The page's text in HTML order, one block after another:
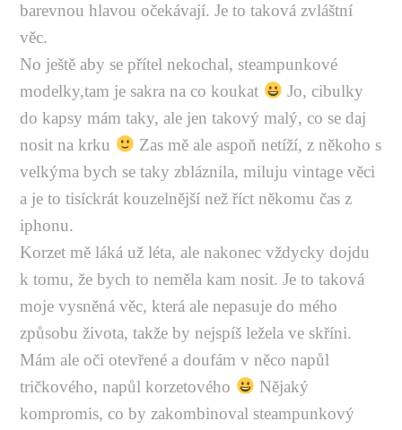
barevnou hlavou očekávají. Je to taková zvláštní
věc.
No ještě aby se přítel nekochal, steampunkové
modelky,tam je sakra na co koukat
Jo, cibulky
do kapsy mám taky, ale jen takový malý, co se daj
nosit na krku
Zas mě ale aspoň netíží, z někoho s
velkýma bych se taky zbláznila, miluju vintage věci
a je to tisíckrát kouzelnější než říct někomu čas z
iphonu.
Korzet mě láká už léta, ale nakonec vždycky dojdu
k tomu, že bych to neměla kam nosit. Je to taková
moje vysněná věc, která ale nepasuje do mého
způsobu života, takže by nejspíš ležela ve skříni.
Mám ale oči otevřené a doufám v něco napůl
tričkového, napůl korzetového
Nějaký
kompromis, co by zakombinoval steampunkový